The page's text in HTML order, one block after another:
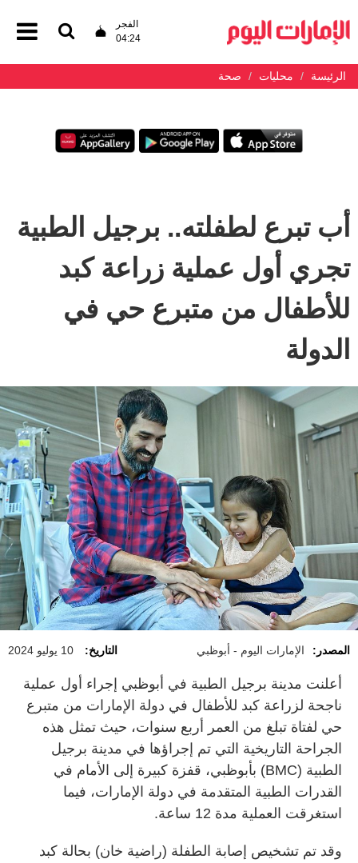
الفجر
04:24
الرئيسة محليات صحة
أب تبرع لطفلته.. برجيل الطبية
تجري أول عملية زراعة كبد
للأطفال من متبرع حي في
الدولة
المصدر: الإمارات اليوم - أبوظبي التاريخ: 10 يوليو 2024
أعلنت مدينة برجيل الطبية في أبوظبي إجراء أول عملية
ناجحة لزراعة كبد للأطفال في دولة الإمارات من متبرع
حي لفتاة تبلغ من العمر أربع سنوات، حيث تمثل هذه
الجراحة التاريخية التي تم إجراؤها في مدينة برجيل
الطبية (BMC) بأبوظبي، قفزة كبيرة إلى الأمام في
القدرات الطبية المتقدمة في دولة الإمارات، فيما
استغرقت العملية مدة 12 ساعة.
وقد تم تشخيص إصابة الطفلة (راضية خان) بحالة كبد